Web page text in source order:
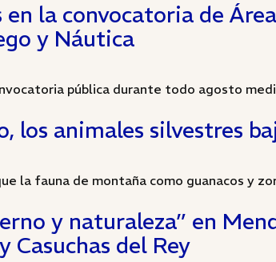
la convocatoria de
y Náutica
pública durante todo agosto
los animales silvestres
la fauna de montaña como guanacos y
y naturaleza” en
Casuchas del Rey